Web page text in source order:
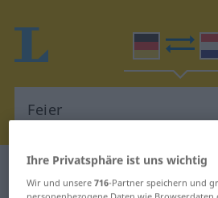
Deutsch-Niederländisch
Ihre Privatsphäre ist uns wichtig
Wir und unsere716-Partner speichern und